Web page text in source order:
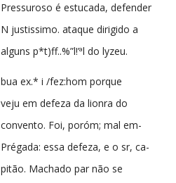
Pressuroso é estucada, defender
N justissimo. ataque dirigido a
alguns p*t)ff..%”l!’ªl do lyzeu.
bua ex.* i /fez:hom porque
veju em defeza da lionra do
convento. Foi, poróm; mal em-
Prégada: essa defeza, e o sr, ca-
pitão. Machado par não se